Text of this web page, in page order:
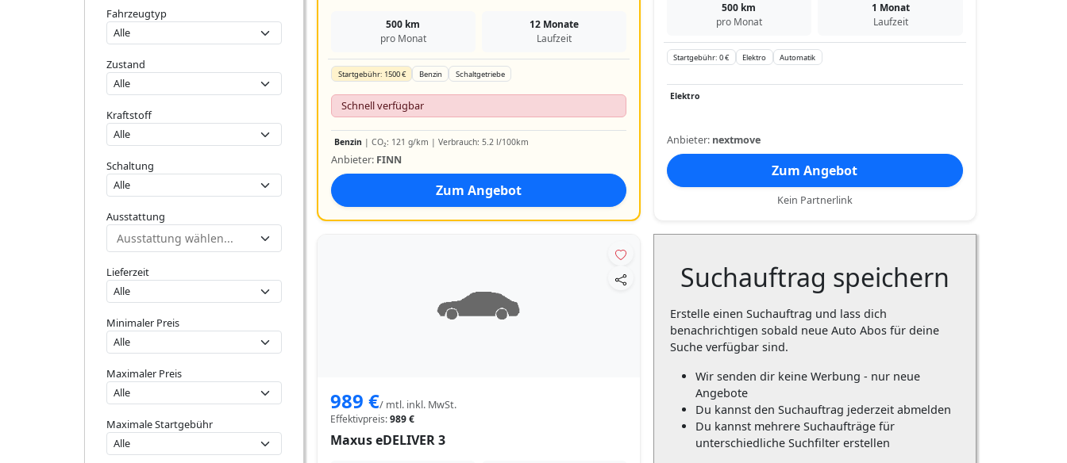
Fahrzeugtyp
Zustand
Kraftstoff
Schaltung
Ausstattung
Lieferzeit
Minimaler Preis
Maximaler Preis
Maximale Startgebühr
500 km
pro Monat
12 Monate
Laufzeit
Startgebühr: 1500 € Benzin Schaltgetriebe
Schnell verfügbar
Benzin | CO₂: 121 g/km | Verbrauch: 5.2 l/100km
Anbieter: FINN
Zum Angebot
500 km
pro Monat
1 Monat
Laufzeit
Startgebühr: 0 € Elektro Automatik
Elektro
Anbieter: nextmove
Zum Angebot
Kein Partnerlink
989 €/ mtl. inkl. MwSt.
Effektivpreis:989 €
Maxus eDELIVER 3
Suchauftrag speichern
Erstelle einen Suchauftrag und lass dich
benachrichtigen sobald neue Auto Abos für deine
Suche verfügbar sind.
Wir senden dir keine Werbung - nur neue
Angebote
Du kannst den Suchauftrag jederzeit abmelden
Du kannst mehrere Suchaufträge für
unterschiedliche Suchfilter erstellen